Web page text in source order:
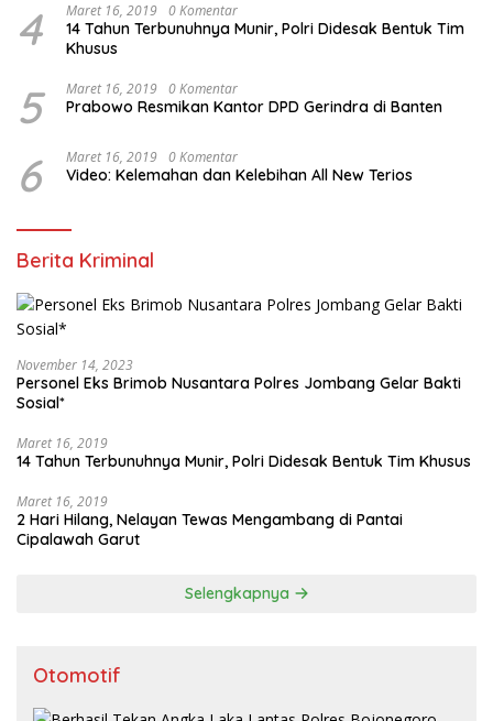
4 Maret 16, 2019 0 Komentar
14 Tahun Terbunuhnya Munir, Polri Didesak Bentuk Tim
Khusus
5 Maret 16, 2019 0 Komentar
Prabowo Resmikan Kantor DPD Gerindra di Banten
6 Maret 16, 2019 0 Komentar
Video: Kelemahan dan Kelebihan All New Terios
Berita Kriminal
November 14, 2023
Personel Eks Brimob Nusantara Polres Jombang Gelar Bakti
Sosial*
Maret 16, 2019
14 Tahun Terbunuhnya Munir, Polri Didesak Bentuk Tim Khusus
Maret 16, 2019
2 Hari Hilang, Nelayan Tewas Mengambang di Pantai
Cipalawah Garut
Selengkapnya
Otomotif